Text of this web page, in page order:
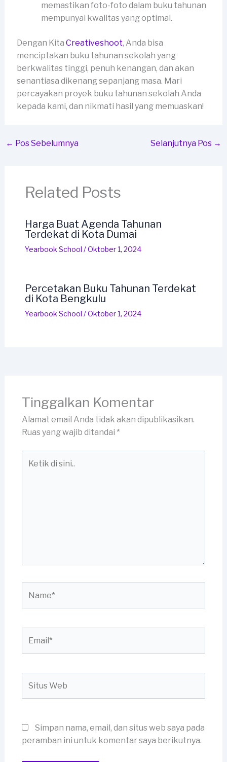
memastikan foto-foto dalam buku tahunan
mempunyai kwalitas yang optimal.
Dengan Kita Creativeshoot, Anda bisa
menciptakan buku tahunan sekolah yang
berkwalitas tinggi, penuh kenangan, dan akan
senantiasa dikenang sepanjang masa. Mari
percayakan proyek buku tahunan sekolah Anda
kepada kami, dan nikmati hasil yang memuaskan!
← Pos Sebelumnya Selanjutnya Pos →
Related Posts
Harga Buat Agenda Tahunan
Terdekat di Kota Dumai
Yearbook School /Oktober 1, 2024
Percetakan Buku Tahunan Terdekat
di Kota Bengkulu
Yearbook School /Oktober 1, 2024
Tinggalkan Komentar
Alamat email Anda tidak akan dipublikasikan.
Ruas yang wajib ditandai *
Web
Simpan nama, email, dan situs web saya pada
peramban ini untuk komentar saya berikutnya.